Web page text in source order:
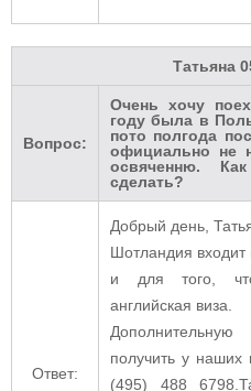
Татьяна
Вопрос:
Очень хочу
году была в
пото полгода
официально не
освяченню.
сделать?
Ответ:
Добрый день,
Шотландия входит
и для того,
английская виза.
получить у
(495) 488